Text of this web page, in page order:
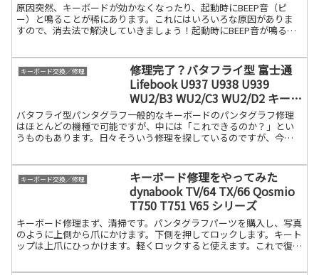
原因突然、キーボードが効かなくなったり、起動時にBEEP音（ピ
ー）と鳴ることが稀にあります。これにはいろいろな原因がありま
すので、消去法で解決していきましょう！起動時にBEEP音が鳴るこ
キーボード交換／修理
修理完了？バタフライ型 富士通
Lifebook U937 U938 U939
WU2/B3 WU2/C3 WU2/D2 キーボ
ード パンタグラフ 修理
バタフライ型パンタグラフ一般的なキーボードのパンタグラフ修理
はほとんどの機種で可能ですが、中には「これできるのか？」とい
うものもあります。日々そういう修理を探しているのですが、今回
キーボード交換／修理
キーボード修理をやってみた
dynabook TV/64 TX/66 Qosmio
T750 T751 V65 シリーズ
キーボード修理まず、清掃です。パンタグラフパーツを購入し、写真
のように上側から爪にかけます。下側を押してロックします。キート
ップは上爪にひっかけます。軽くロックすると使えます。これで復活